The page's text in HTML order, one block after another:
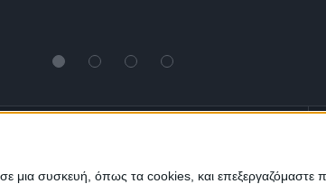
μια συσκευή, όπως τα cookies, και επεξεργαζόμαστε